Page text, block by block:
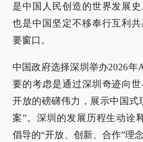
是中国人民创造的世界发展史
也是中国坚定不移奉行互利
要窗口。
中国政府选择深圳举办2026年
要的考虑是通过深圳奇迹向
开放的磅礴伟力，展示中国式
案”。深圳的发展历程生动诠
倡导的“开放、创新、合作”理